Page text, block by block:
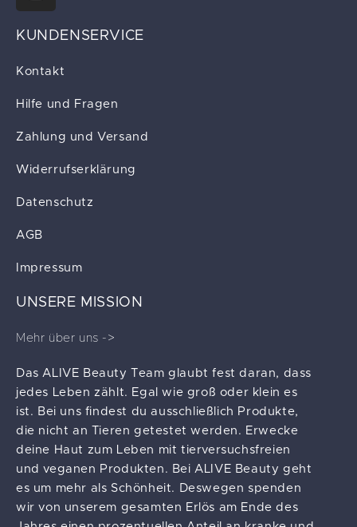
KUNDENSERVICE
Kontakt
Hilfe und Fragen
Zahlung und Versand
Widerrufserklärung
Datenschutz
AGB
Impressum
UNSERE MISSION
Mehr über uns ->
Das ALIVE Beauty Team glaubt fest daran, dass
jedes Leben zählt. Egal wie groß oder klein es
ist. Bei uns findest du ausschließlich Produkte,
die nicht an Tieren getestet werden. Erwecke
deine Haut zum Leben mit tierversuchsfreien
und veganen Produkten. Bei ALIVE Beauty geht
es um mehr als Schönheit. Deswegen spenden
wir von unserem gesamten Erlös am Ende des